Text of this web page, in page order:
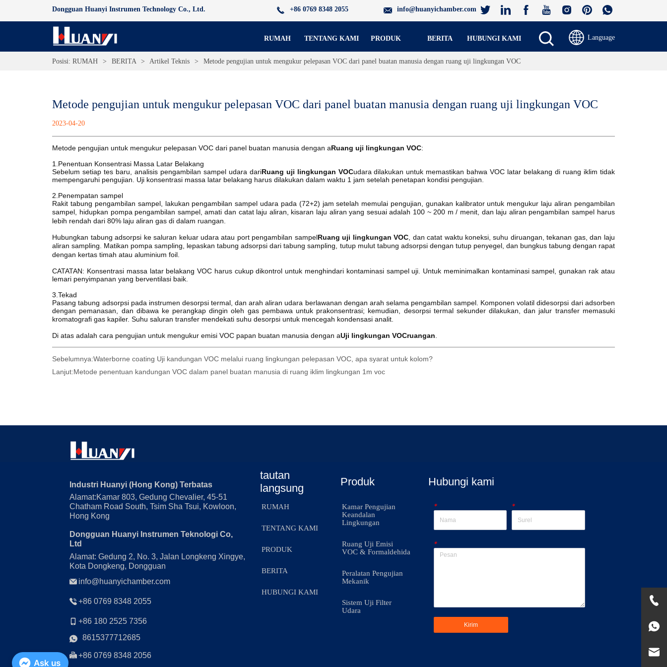
Dongguan Huanyi Instrumen Technology Co., Ltd. +86 0769 8348 2055 info@huanyichamber.com
RUMAH TENTANG KAMI PRODUK BERITA HUBUNGI KAMI Language
Posisi: RUMAH > BERITA > Artikel Teknis > Metode pengujian untuk mengukur pelepasan VOC dari panel buatan manusia dengan ruang uji lingkungan VOC
Metode pengujian untuk mengukur pelepasan VOC dari panel buatan manusia dengan ruang uji lingkungan VOC
2023-04-20
Sebelumnya:Waterborne coating Uji kandungan VOC melalui ruang lingkungan pelepasan VOC, apa syarat untuk kolom?
Lanjut:Metode penentuan kandungan VOC dalam panel buatan manusia di ruang iklim lingkungan 1m voc
Industri Huanyi (Hong Kong) Terbatas
Alamat:Kamar 803, Gedung Chevalier, 45-51
Chatham Road South, Tsim Sha Tsui, Kowloon,
Hong Kong
Dongguan Huanyi Instrumen Teknologi Co,
Ltd
Alamat: Gedung 2, No. 3, Jalan Longkeng Xingye,
Kota Dongkeng, Dongguan
info@huanyichamber.com
+86 0769 8348 2055
+86 180 2525 7356
8615377712685
+86 0769 8348 2056
tautan
langsung
RUMAH
TENTANG KAMI
PRODUK
BERITA
HUBUNGI KAMI
Produk
Kamar Pengujian
Keandalan
Lingkungan
Ruang Uji Emisi
VOC & Formaldehida
Peralatan Pengujian
Mekanik
Sistem Uji Filter
Udara
Hubungi kami
* *
*
Kirim
Ask us